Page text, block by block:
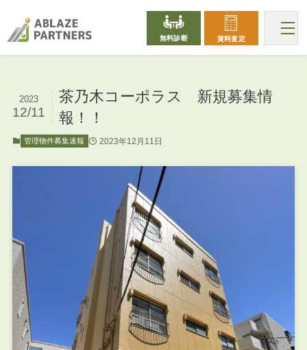
無料診断 賃料査定
茶乃木コーポラス 新規募集情
報！！
2023
12/11
管理物件募集速報 2023年12月11日